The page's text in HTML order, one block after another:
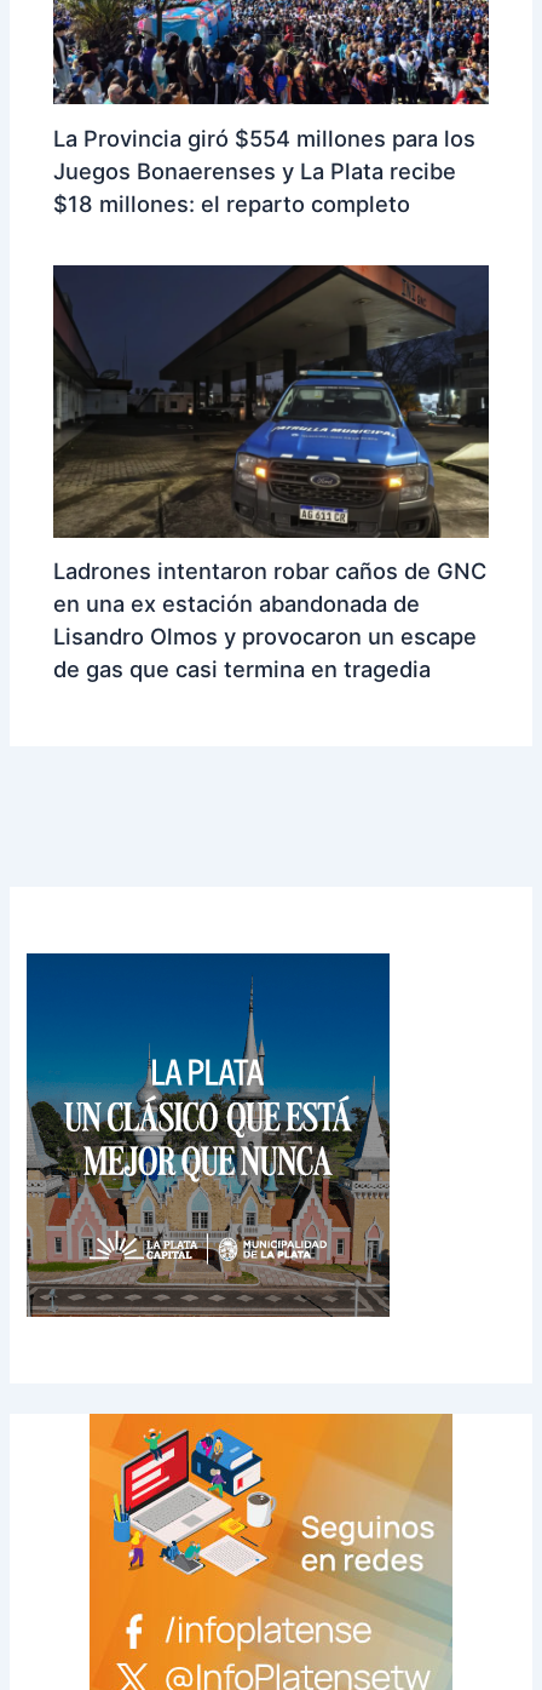
La Provincia giró $554 millones para los
Juegos Bonaerenses y La Plata recibe
$18 millones: el reparto completo
Ladrones intentaron robar caños de GNC
en una ex estación abandonada de
Lisandro Olmos y provocaron un escape
de gas que casi termina en tragedia